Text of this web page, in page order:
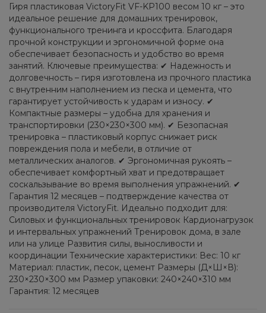
Гиря пластиковая VictoryFit VF-KP100 весом 10 кг – это
идеальное решение для домашних тренировок,
функционального тренинга и кроссфита. Благодаря
прочной конструкции и эргономичной форме она
обеспечивает безопасность и удобство во время
занятий. Ключевые преимущества: ✔ Надежность и
долговечность – гиря изготовлена из прочного пластика
с внутренним наполнением из песка и цемента, что
гарантирует устойчивость к ударам и износу. ✔
Компактные размеры – удобна для хранения и
транспортировки (230×230×300 мм). ✔ Безопасная
тренировка – пластиковый корпус снижает риск
повреждения пола и мебели, в отличие от
металлических аналогов. ✔ Эргономичная рукоять –
обеспечивает комфортный хват и предотвращает
соскальзывание во время выполнения упражнений. ✔
Гарантия 12 месяцев – подтверждение качества от
производителя VictoryFit. Идеально подходит для:
Силовых и функциональных тренировок Кардионагрузок
и интервальных упражнений Тренировок дома, в зале
или на улице Развития силы, выносливости и
координации Технические характеристики: Вес: 10 кг
Материал: пластик, песок, цемент Размеры (Д×Ш×В):
230×230×300 мм Размер упаковки: 240×240×310 мм
Гарантия: 12 месяцев